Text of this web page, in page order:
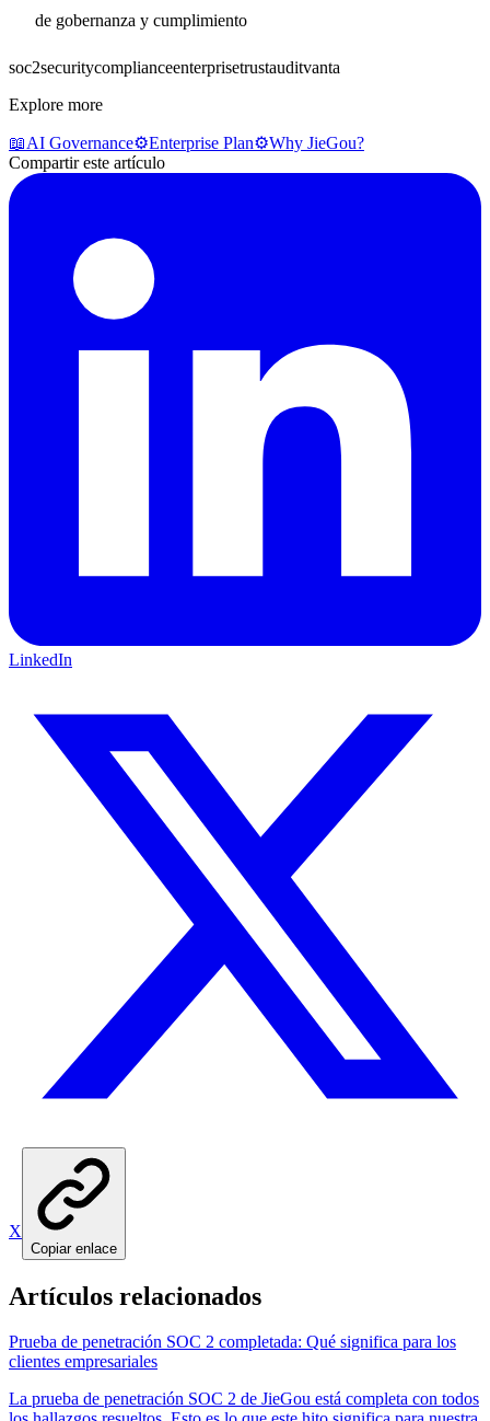
de gobernanza y cumplimiento
soc2securitycomplianceenterprisetrustauditvanta
Explore more
📖AI Governance⚙️Enterprise Plan⚙️Why JieGou?
Compartir este artículo
LinkedIn
X
Copiar enlace
Artículos relacionados
Prueba de penetración SOC 2 completada: Qué significa para los
clientes empresariales
La prueba de penetración SOC 2 de JieGou está completa con todos